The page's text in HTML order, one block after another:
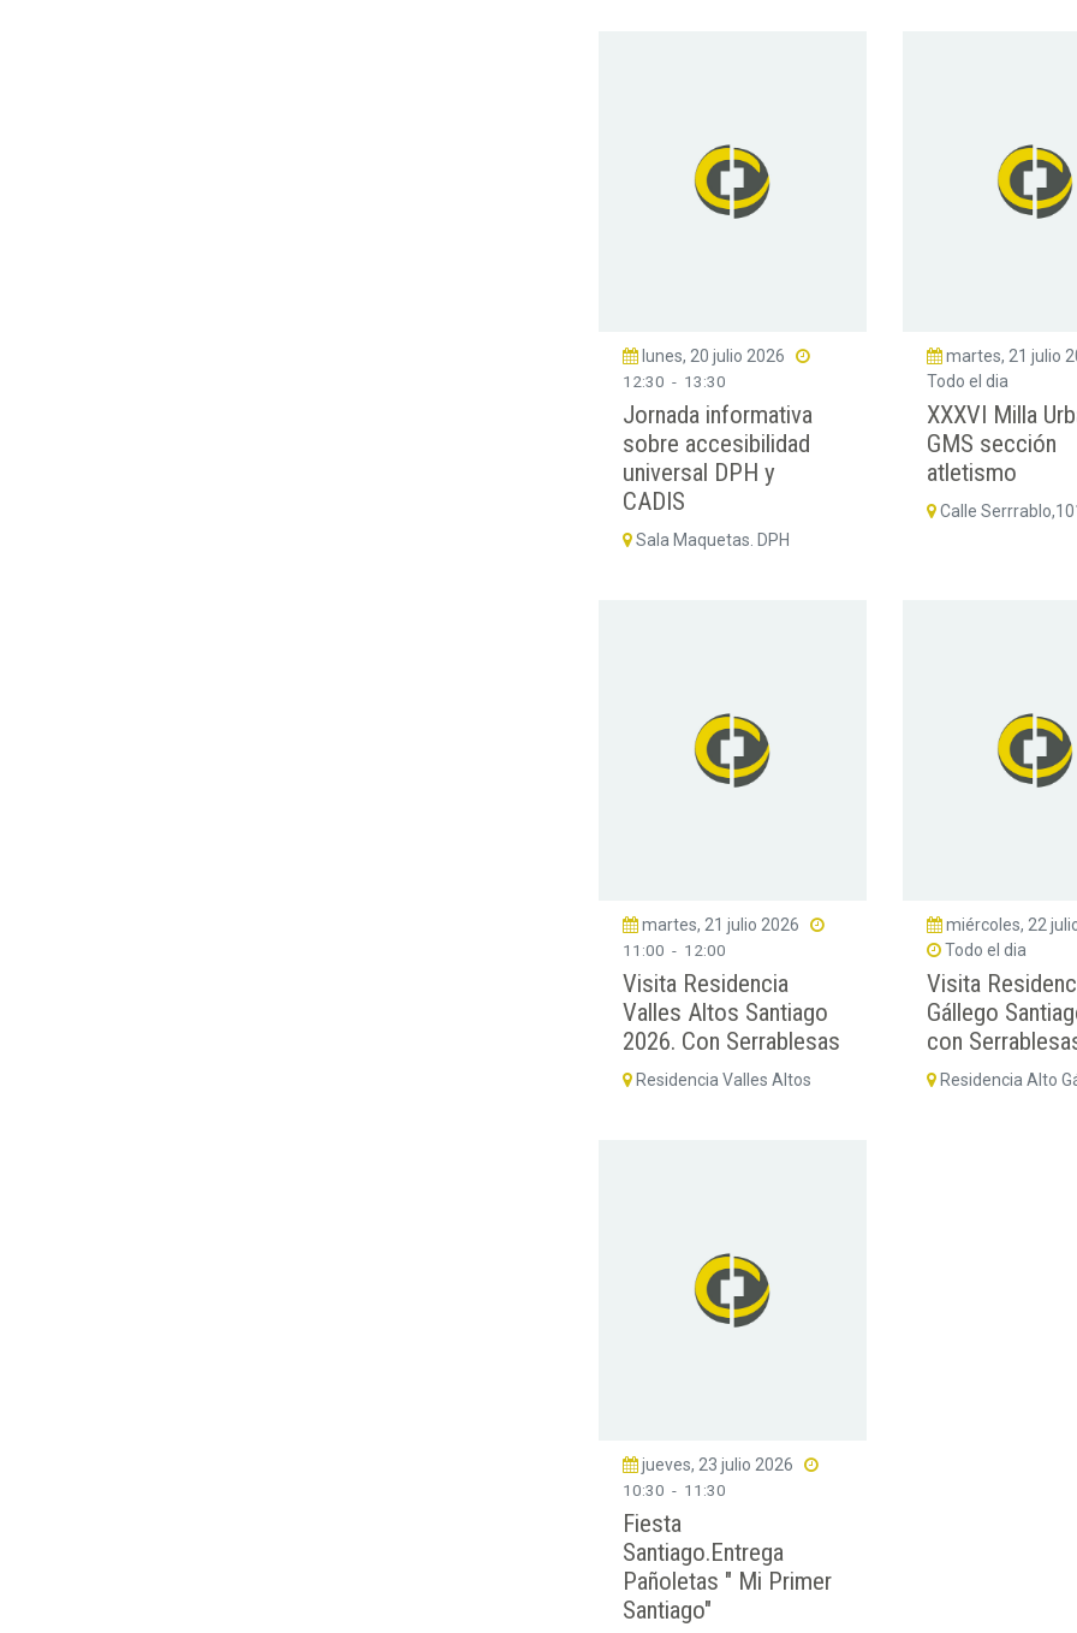
lunes, 20 julio 2026
12:30 - 13:30
Jornada informativa
sobre accesibilidad
universal DPH y
CADIS
Sala Maquetas. DPH
martes, 21 julio
Todo el dia
XXXVI Milla
GMS sección
atletismo
Calle
martes, 21 julio 2026
11:00 - 12:00
Visita Residencia
Valles Altos Santiago
2026. Con Serrablesas
Residencia Valles Altos
miércoles, 22
Todo el dia
Visita
Gállego
con
Residencia Alto
jueves, 23 julio 2026
10:30 - 11:30
Fiesta
Santiago.Entrega
Pañoletas " Mi Primer
Santiago"